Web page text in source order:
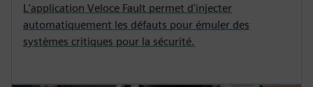
L'application Veloce Fault permet d'injecter
automatiquement les défauts pour émuler des
systèmes critiques pour la sécurité.